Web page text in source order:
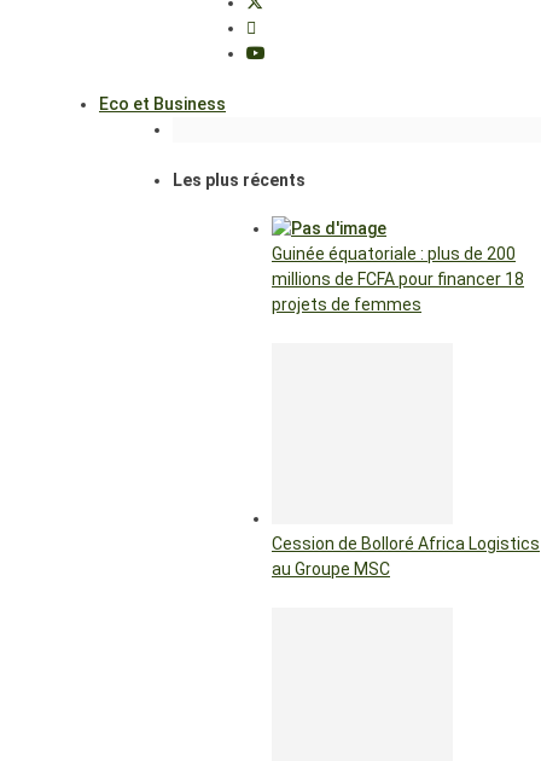
Eco et Business
Les plus récents
Guinée équatoriale : plus de 200
millions de FCFA pour financer 18
projets de femmes
Cession de Bolloré Africa Logistics
au Groupe MSC